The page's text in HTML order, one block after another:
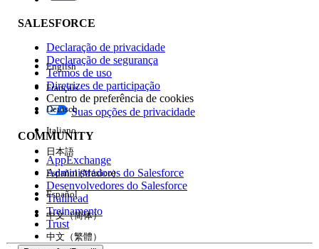
Impacto do recurso
Edição
Experiência
SALESFORCE
Declaração de privacidade
Declaração de segurança
Termos de uso
Diretrizes de participação
Centro de preferência de cookies
Suas opções de privacidade
COMMUNITY
AppExchange
Administradores do Salesforce
Desenvolvedores do Salesforce
Trailhead
Treinamento
Trust
English
Français
Deutsch
Italiano
日本語
Español (México)
Español
中文（简体）
中文（繁體）